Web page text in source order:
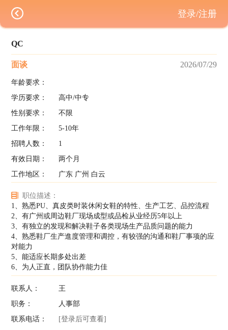
QC
面谈 2026/07/29
年龄要求：
学历要求：
高中/中专
性别要求：
不限
工作年限：
5-10年
招聘人数：
1
有效日期：
两个月
工作地区：
广东 广州 白云
职位描述：
1、熟悉PU、真皮类时装休闲女鞋的特性、生产工艺、品控流程
2、有广州或周边鞋厂现场成型或品检从业经历5年以上
3、有独立的发现和解决鞋子各类现场生产品质问题的能力
4、熟悉鞋厂生产進度管理和调控，有较强的沟通和鞋厂事项的应
对能力
5、能适应长期多处出差
6、为人正直，团队协作能力佳
联系人：
王
职务：
人事部
联系电话：
[登录后可查看]
登录/注册